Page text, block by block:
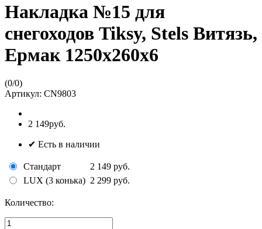
Накладка №15 для
снегоходов Tiksy, Stels Витязь,
Ермак 1250х260х6
(0/0)
Артикул: CN9803
2 149руб.
✔ Есть в наличии
Стандарт
2 149 руб.
LUX (3 конька) 2 299 руб.
Количество: